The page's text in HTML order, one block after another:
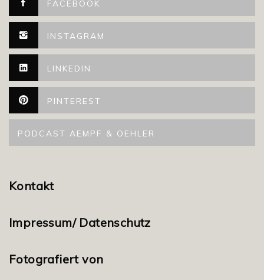
FACEBOOK
INSTAGRAM
LINKEDIN
PINTEREST
PODCAST AEMPF & OEHLER
Kontakt
Impressum/ Datenschutz
Fotografiert von